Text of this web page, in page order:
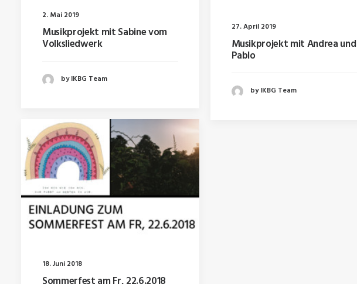
2. Mai 2019
Musikprojekt mit Sabine vom
Volksliedwerk
by IKBG Team
27. April 2019
Musikprojekt mit Andrea und
Pablo
by IKBG Team
18. Juni 2018